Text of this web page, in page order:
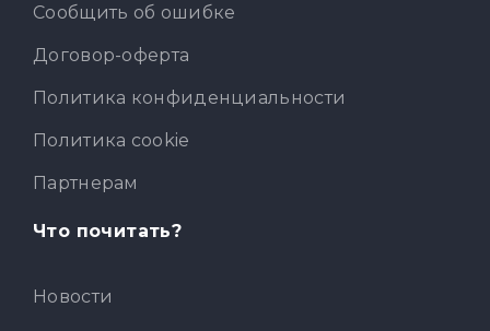
Сообщить об ошибке
Договор-оферта
Политика конфиденциальности
Политика cookie
Партнерам
Что почитать?
Новости